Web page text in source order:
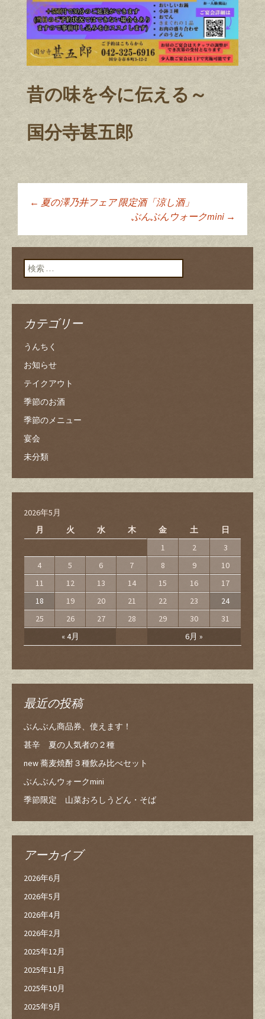
昔の味を今に伝える～
国分寺甚五郎
投稿ナビゲーショ
ン
← 夏の澤乃井フェア 限定酒「涼し酒」
ぶんぶんウォークmini →
検索:
カテゴリー
うんちく
お知らせ
テイクアウト
季節のお酒
季節のメニュー
宴会
未分類
2026年5月
月
火 水 木 金 土 日
« 4月 6月 »
1 2
3
4
5 6 7 8 9
10
11
12 13 14 15 16
17
18
19 20 21 22 23
24
25
26 27 28 29 30 31
最近の投稿
ぶんぶん商品券、使えます！
甚辛 夏の人気者の２種
new 蕎麦焼酎３種飲み比べセット
ぶんぶんウォークmini
季節限定 山菜おろしうどん・そば
アーカイブ
2026年6月
2026年5月
2026年4月
2026年2月
2025年12月
2025年11月
2025年10月
2025年9月